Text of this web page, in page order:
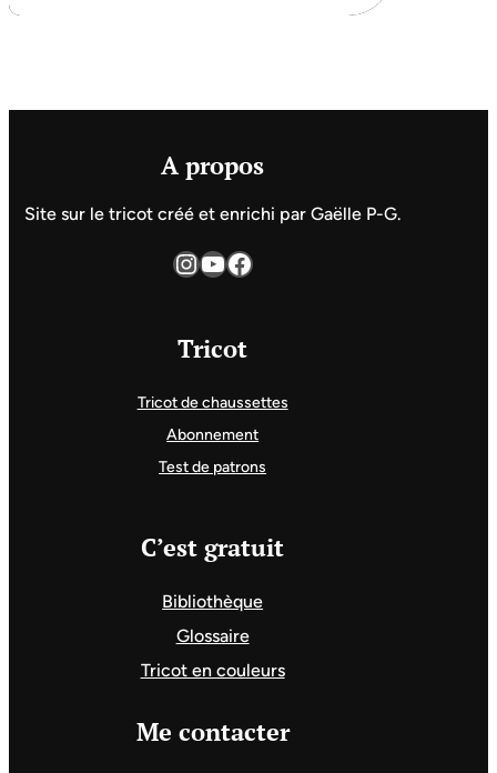
A propos
Site sur le tricot créé et enrichi par Gaëlle P-G.
InstagramYouTube Facebook
Tricot
Tricot de chaussettes
Abonnement
Test de patrons
C’est gratuit
Bibliothèque
Glossaire
Tricot en couleurs
Me contacter